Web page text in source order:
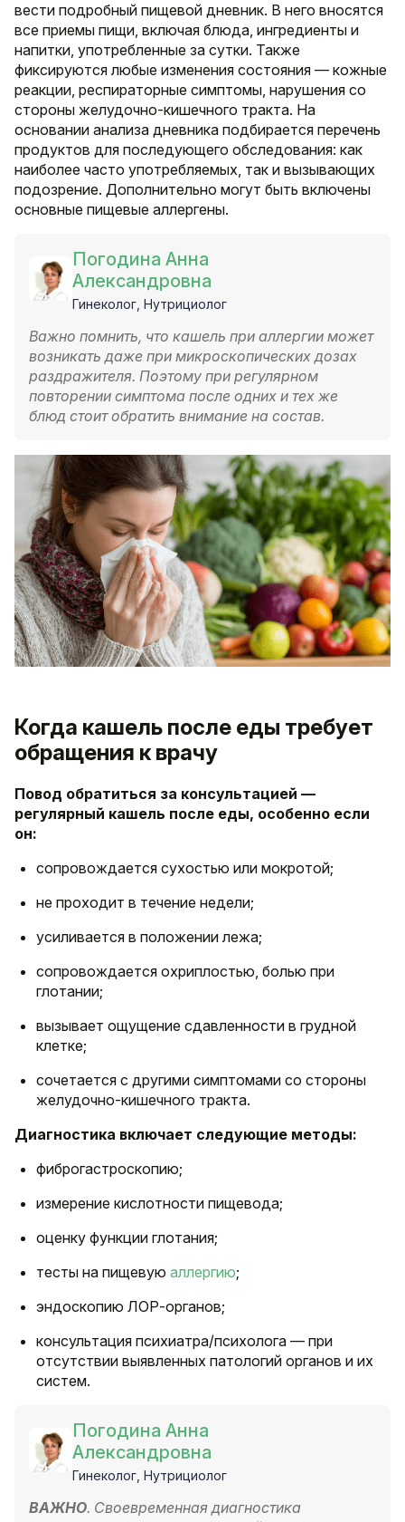
вести подробный пищевой дневник. В него вносятся
все приемы пищи, включая блюда, ингредиенты и
напитки, употребленные за сутки. Также
фиксируются любые изменения состояния — кожные
реакции, респираторные симптомы, нарушения со
стороны желудочно-кишечного тракта. На
основании анализа дневника подбирается перечень
продуктов для последующего обследования: как
наиболее часто употребляемых, так и вызывающих
подозрение. Дополнительно могут быть включены
основные пищевые аллергены.
Погодина Анна
Александровна
Гинеколог, Нутрициолог
Важно помнить, что кашель при аллергии может
возникать даже при микроскопических дозах
раздражителя. Поэтому при регулярном
повторении симптома после одних и тех же
блюд стоит обратить внимание на состав.
Когда кашель после еды требует
обращения к врачу
Повод обратиться за консультацией —
регулярный кашель после еды, особенно если
он:
сопровождается сухостью или мокротой;
не проходит в течение недели;
усиливается в положении лежа;
сопровождается охриплостью, болью при
глотании;
вызывает ощущение сдавленности в грудной
клетке;
сочетается с другими симптомами со стороны
желудочно-кишечного тракта.
Диагностика включает следующие методы:
фиброгастроскопию;
измерение кислотности пищевода;
оценку функции глотания;
тесты на пищевую аллергию;
эндоскопию ЛОР-органов;
консультация психиатра/психолога — при
отсутствии выявленных патологий органов и их
систем.
Погодина Анна
Александровна
Гинеколог, Нутрициолог
ВАЖНО. Своевременная диагностика